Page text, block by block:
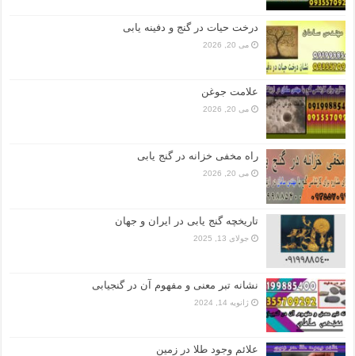
درخت حیات در گنج و دفینه یابی
می 20, 2026
علامت جوغن
می 20, 2026
راه مخفی خزانه در گنج یابی
می 20, 2026
تاریخچه گنج‌ یابی در ایران و جهان
جولای 13, 2025
نشانه تبر معنی و مفهوم آن در گنجیابی
ژانویه 14, 2024
علائم وجود طلا در زمین